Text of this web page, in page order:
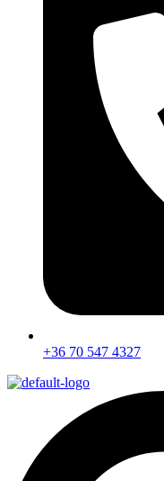
+36 70 547 4327